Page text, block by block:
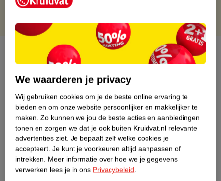
Over dit product
Productinformatie
Etiketinformatie
Nature Impact Score
Dit product heeft (nog) geen Nature
Impact Score.
Meer informatie
We waarderen je privacy
Wij gebruiken cookies om je de beste online ervaring te
bieden en om onze website persoonlijker en makkelijker te
maken. Zo kunnen we jou de beste acties en aanbiedingen
tonen en zorgen we dat je ook buiten Kruidvat.nl relevante
advertenties ziet. Je bepaalt zelf welke cookies je
accepteert. Je kunt je voorkeuren altijd aanpassen of
intrekken. Meer informatie over hoe we je gegevens
verwerken lees je in ons Privacybeleid.